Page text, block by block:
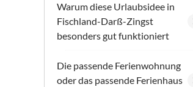
Warum diese Urlaubsidee in
Fischland-Darß-Zingst
besonders gut funktioniert
Die passende Ferienwohnung
oder das passende Ferienhaus